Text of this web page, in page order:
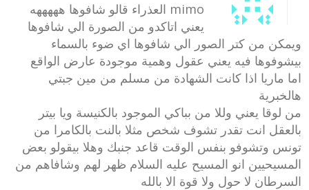
mimo العذراء قالو شافوها هههههه
يعني اتاكدو من الصورة الي شافوها
ويمكن من كتر الصور الي شافوها اي ضوء بالسماء
بيشوفوها فيه يعني عقول وهمية موجودة عارض الواقع
اما ماريا اذا كانت الشهادة من مسلم من مين جبتي
هالخبرية
من لوقا يعني وللا من بباكي الموجود بالكنيسة ويا بيتر
بالعقل انت تقدر تشوف شخص مثلا بالنت بالكامرا من
تونس وتشوفو بنفس الوقت قاعد جنبك وهلا بيقولو بعض
المسيحيين انو المسيح عليه السلام ظهر لهم وشافاهم من
السرطان لا حول ولا قوة الا بالله